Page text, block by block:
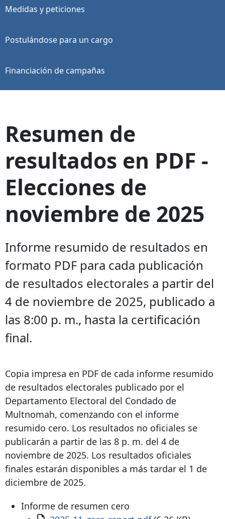
Medidas y peticiones
Postulándose para un cargo
Financiación de campañas
Resumen de
resultados en PDF -
Elecciones de
noviembre de 2025
Informe resumido de resultados en
formato PDF para cada publicación
de resultados electorales a partir del
4 de noviembre de 2025, publicado a
las 8:00 p. m., hasta la certificación
final.
Copia impresa en PDF de cada informe resumido
de resultados electorales publicado por el
Departamento Electoral del Condado de
Multnomah, comenzando con el informe
resumido cero. Los resultados no oficiales se
publicarán a partir de las 8 p. m. del 4 de
noviembre de 2025. Los resultados oficiales
finales estarán disponibles a más tardar el 1 de
diciembre de 2025.
Informe de resumen cero